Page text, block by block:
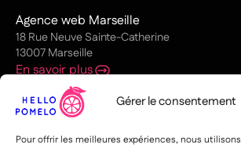
Gérer le consentement
Pour offrir les meilleures expériences, nous
Agence web Marseille
18 Rue Neuve Sainte-Catherine
13007 Marseille
En savoir plus
Agence web Nantes
1 Pl. Graslin
44000 Nantes